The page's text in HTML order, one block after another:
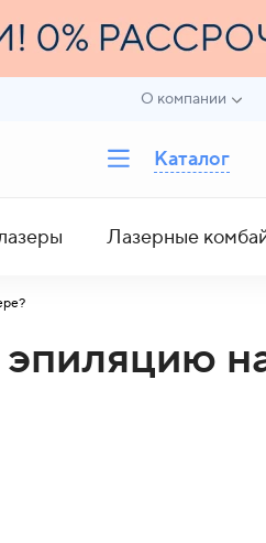
О компании
Каталог
Лазерные
эпиляцию